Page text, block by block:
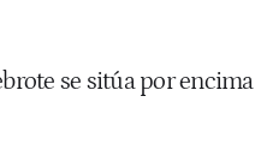
se sitúa por encima